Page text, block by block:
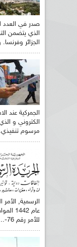
صدر في العدد
الذي يتضمن
الجزائر
الجمركية عند
الكتروني و
مرسوم
للأمر رقم 76-...